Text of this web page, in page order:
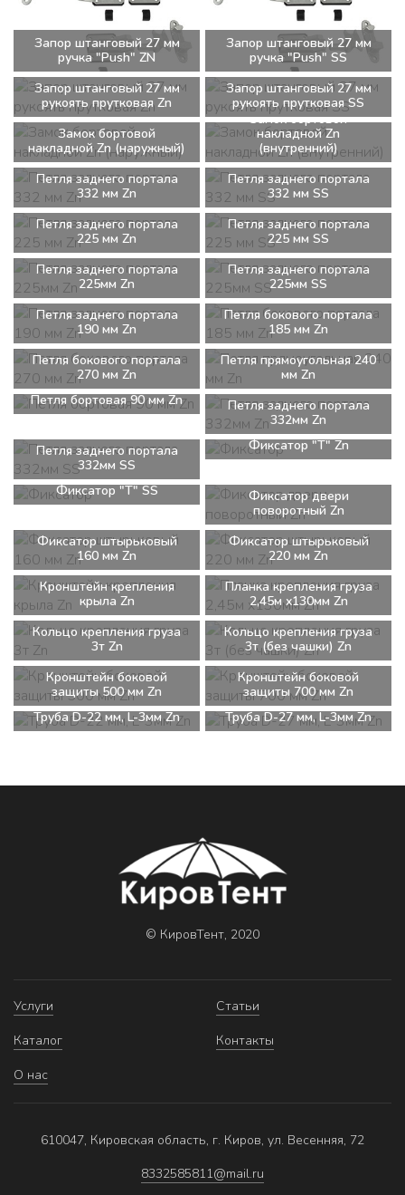
Запор штанговый 27 мм
ручка "Push" ZN
Запор штанговый 27 мм
ручка "Push" SS
Запор штанговый 27 мм
рукоять прутковая Zn
Запор штанговый 27 мм
рукоять прутковая SS
Замок бортовой
накладной Zn (наружный)
Замок бортовой
накладной Zn
(внутренний)
Петля заднего портала
332 мм Zn
Петля заднего портала
332 мм SS
Петля заднего портала
225 мм Zn
Петля заднего портала
225 мм SS
Петля заднего портала
225мм Zn
Петля заднего портала
225мм SS
Петля заднего портала
190 мм Zn
Петля бокового портала
185 мм Zn
Петля бокового портала
270 мм Zn
Петля прямоугольная 240
мм Zn
Петля бортовая 90 мм Zn
Петля заднего портала
332мм Zn
Петля заднего портала
332мм SS
Фиксатор "Т" Zn
Фиксатор "Т" SS
Фиксатор двери
поворотный Zn
Фиксатор штырьковый
160 мм Zn
Фиксатор штырьковый
220 мм Zn
Кронштейн крепления
крыла Zn
Планка крепления груза
2,45м x130мм Zn
Кольцо крепления груза
3т Zn
Кольцо крепления груза
3т (без чашки) Zn
Кронштейн боковой
защиты 500 мм Zn
Кронштейн боковой
защиты 700 мм Zn
Труба D-22 мм, L-3мм Zn
Труба D-27 мм, L-3мм Zn
© КировТент, 2020
Услуги
Каталог
О нас
Статьи
Контакты
610047, Кировская область, г. Киров, ул. Весенняя, 72
8332585811@mail.ru